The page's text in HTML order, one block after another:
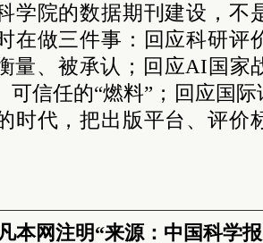
学院的数据期刊建设，不
在做三件事：回应科研评
量、被承认；回应AI国家
可信任的“燃料”；回应国
时代，把出版平台、评价
本网注明“来源：中国科学